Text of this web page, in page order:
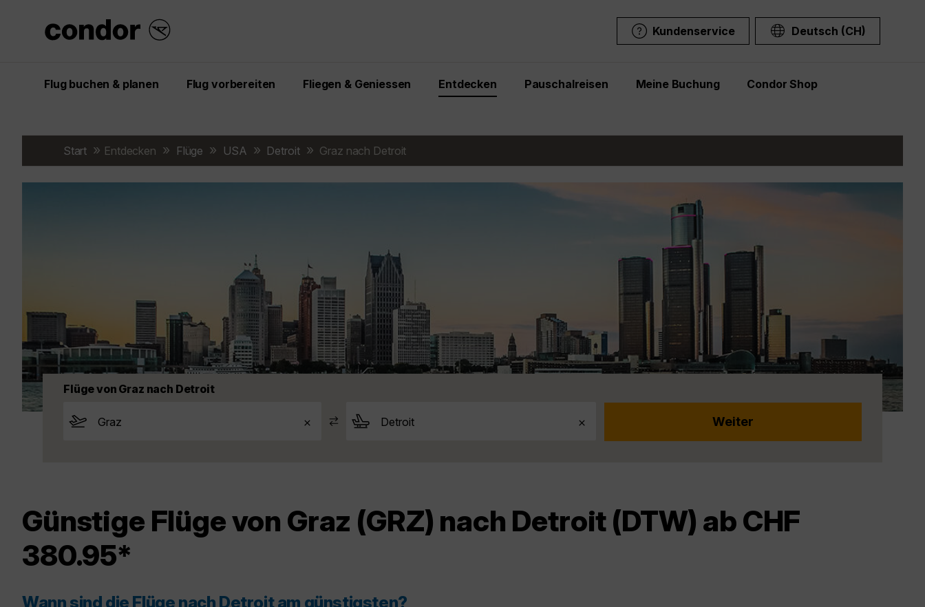
Kundenservice Deutsch (CH)
Flug buchen & planen Flug vorbereiten Fliegen & Geniessen Entdecken Pauschalreisen Meine Buchung Condor Shop
Start Entdecken Flüge USA Detroit Graz nach Detroit
Flüge von Graz nach Detroit
Günstige Flüge von Graz (GRZ) nach Detroit (DTW) ab CHF
380.95*
Wann sind die Flüge nach Detroit am günstigsten?